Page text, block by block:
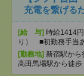
充電を繋げる
[給 与] 時給1414
り） ■初勤務手当
[勤務地] 新宿駅から
高田馬場駅から徒歩